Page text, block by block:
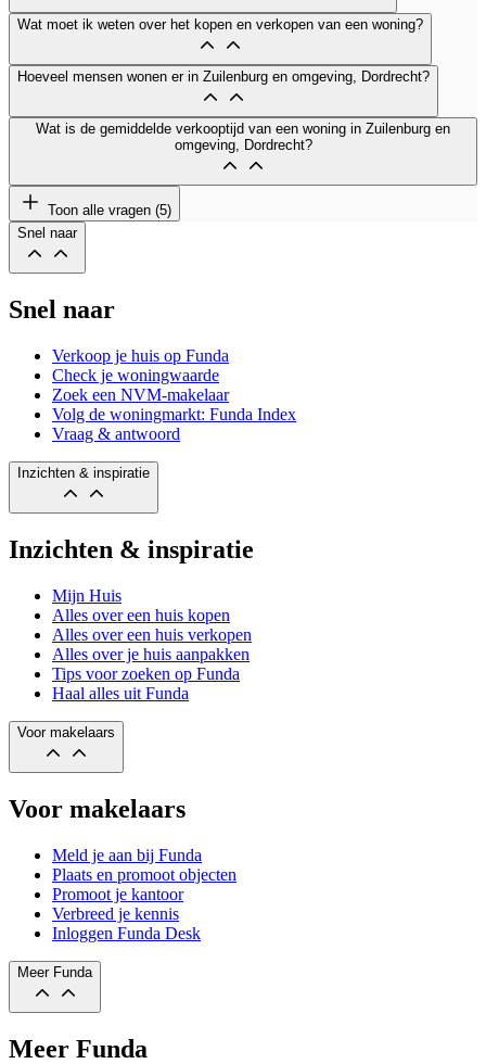
Wat moet ik weten over het kopen en verkopen van een woning?
Hoeveel mensen wonen er in Zuilenburg en omgeving, Dordrecht?
Wat is de gemiddelde verkooptijd van een woning in Zuilenburg en
omgeving, Dordrecht?
Toon alle vragen (5)
Snel naar
Snel naar
Verkoop je huis op Funda
Check je woningwaarde
Zoek een NVM-makelaar
Volg de woningmarkt: Funda Index
Vraag & antwoord
Inzichten & inspiratie
Inzichten & inspiratie
Mijn Huis
Alles over een huis kopen
Alles over een huis verkopen
Alles over je huis aanpakken
Tips voor zoeken op Funda
Haal alles uit Funda
Voor makelaars
Voor makelaars
Meld je aan bij Funda
Plaats en promoot objecten
Promoot je kantoor
Verbreed je kennis
Inloggen Funda Desk
Meer Funda
Meer Funda